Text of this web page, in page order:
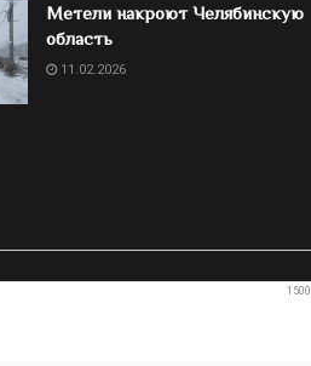
Метели накроют Челябинскую
область
11.02.2026
1500